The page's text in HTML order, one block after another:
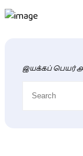
இயக்கப் பெயர்